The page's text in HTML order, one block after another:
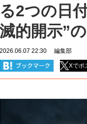
る2つの日
滅的開示”
2026.06.07 22:30 編集部
Xでポ